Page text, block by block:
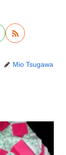
Mio Tsugawa